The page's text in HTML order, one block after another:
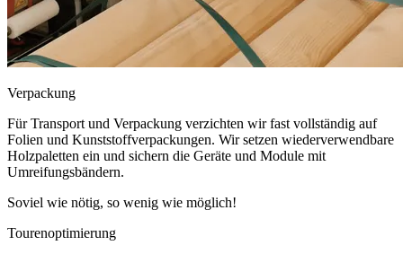
Verpackung
Für Transport und Verpackung verzichten wir fast vollständig auf
Folien und Kunststoffverpackungen. Wir setzen wiederverwendbare
Holzpaletten ein und sichern die Geräte und Module mit
Umreifungsbändern.
Soviel wie nötig, so wenig wie möglich!
Tourenoptimierung